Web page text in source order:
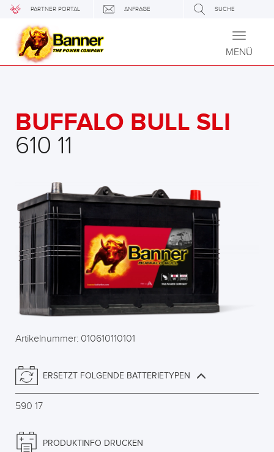
PARTNER PORTAL ANFRAGE SUCHE
Toggle
MENÜ
BUFFALO BULL SLI
610 11
Artikelnummer: 010610110101
ERSETZT FOLGENDE BATTERIETYPEN
590 17
PRODUKTINFO DRUCKEN